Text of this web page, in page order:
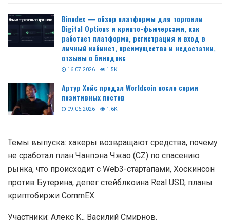
Binodex — обзор платформы для торговли
Digital Options и крипто-фьючерсами, как
работает платформа, регистрация и вход в
личный кабинет, преимущества и недостатки,
отзывы о бинодекс
16.07.2026 1.5K
Артур Хейс продал Worldcoin после серии
позитивных постов
09.06.2026 1.6K
Темы выпуска: хакеры возвращают средства, почему
не сработал план Чанпэна Чжао (CZ) по спасению
рынка, что происходит c Web3-стартапами, Хоскинсон
против Бутерина, депег стейблкоина Real USD, планы
криптобиржи CommEX.
Участники: Алекс К., Василий Смирнов.